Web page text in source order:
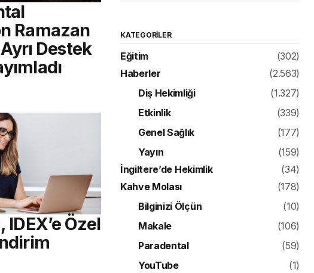
Ramazan
Destek
Özel
KATEGORILER
Eğitim
(302)
Haberler
(2.563)
Diş Hekimliği
(1.327)
Etkinlik
(339)
Genel Sağlık
(177)
Yayın
(159)
İngiltere’de Hekimlik
(34)
Kahve Molası
(178)
Bilginizi Ölçün
(10)
Makale
(106)
Paradental
(59)
YouTube
(1)